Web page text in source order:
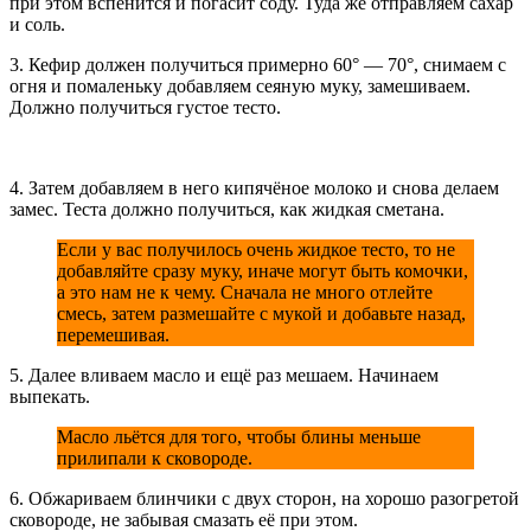
и соль.
3. Кефир должен получиться примерно 60° — 70°, снимаем с
огня и помаленьку добавляем сеяную муку, замешиваем.
Должно получиться густое тесто.
4. Затем добавляем в него кипячёное молоко и снова делаем
замес. Теста должно получиться, как жидкая сметана.
Если у вас получилось очень жидкое тесто, то не
добавляйте сразу муку, иначе могут быть комочки,
а это нам не к чему. Сначала не много отлейте
смесь, затем размешайте с мукой и добавьте назад,
перемешивая.
5. Далее вливаем масло и ещё раз мешаем. Начинаем
выпекать.
Масло льётся для того, чтобы блины меньше
прилипали к сковороде.
6. Обжариваем блинчики с двух сторон, на хорошо разогретой
сковороде, не забывая смазать её при этом.